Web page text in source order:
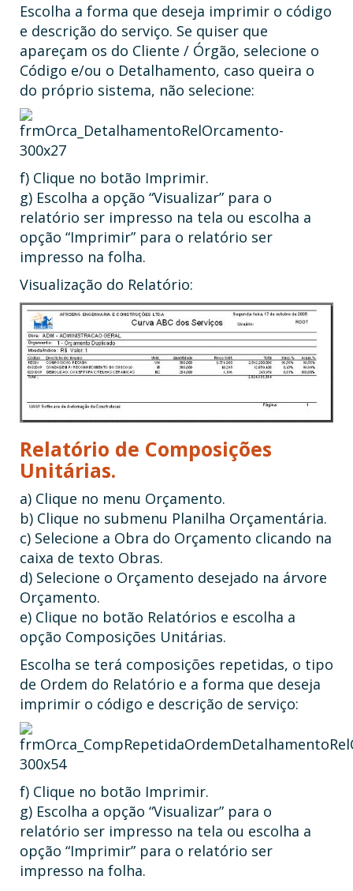
Escolha a forma que deseja imprimir o código
e descrição do serviço. Se quiser que
apareçam os do Cliente / Órgão, selecione o
Código e/ou o Detalhamento, caso queira o
do próprio sistema, não selecione:
f) Clique no botão Imprimir.
g) Escolha a opção “Visualizar” para o
relatório ser impresso na tela ou escolha a
opção “Imprimir” para o relatório ser
impresso na folha.
Visualização do Relatório:
Relatório de Composições
Unitárias.
a) Clique no menu Orçamento.
b) Clique no submenu Planilha Orçamentária.
c) Selecione a Obra do Orçamento clicando na
caixa de texto Obras.
d) Selecione o Orçamento desejado na árvore
Orçamento.
e) Clique no botão Relatórios e escolha a
opção Composições Unitárias.
Escolha se terá composições repetidas, o tipo
de Ordem do Relatório e a forma que deseja
imprimir o código e descrição de serviço:
f) Clique no botão Imprimir.
g) Escolha a opção “Visualizar” para o
relatório ser impresso na tela ou escolha a
opção “Imprimir” para o relatório ser
impresso na folha.